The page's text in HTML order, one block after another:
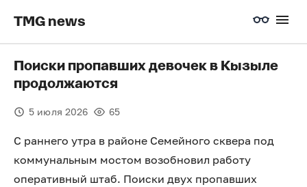
TMG news
️Поиски пропавших девочек в Кызыле
продолжаются
5 июля 2026 65
С раннего утра в районе Семейного сквера под
коммунальным мостом возобновил работу
оперативный штаб. Поиски двух пропавших